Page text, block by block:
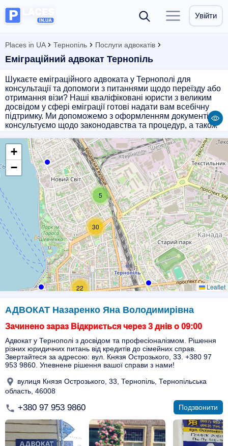
Увійти
Places in UA Тернопіль Послуги адвокатів
Еміграційний адвокат Тернопіль
Шукаєте еміграційного адвоката у Тернополі для
консультації та допомоги з питаннями щодо переїзду або
отримання візи? Наші кваліфіковані юристи з великим
досвідом у сфері еміграції готові надати вам всебічну
підтримку. Ми допоможемо з оформленням документів,
консультуємо щодо законодавства та процедур, а також
нами вже сьогодні, і ми зробимо все можливе, щоб
допомогти вам з реалізацією ваших планів щодо
еміграції.
30
5
22
+
−
Leaflet
АДВОКАТ Назаренко Яна Володимирівна
Зачинено зараз Відкриється через 3 днів о 09:00
Адвокат у Тернополі з досвідом та професіоналізмом. Рішення
різних юридичних питань від кредитів до сімейних справ.
Звертайтеся за адресою: вул. Князя Острозького, 33. +380 97
953 9860. Упевнене рішення вашої справи з нами!
вулиця Князя Острозького, 33, Тернопіль, Тернопільська
область, 46008
+380 97 953 9860 Подзвонити